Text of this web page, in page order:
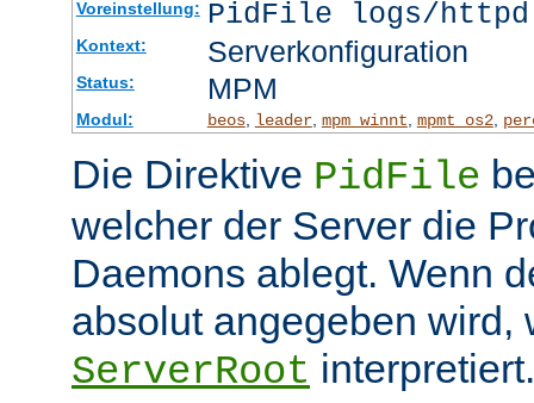
Voreinstellung: PidFile logs/
Kontext: Serverkonfiguration
Status: MPM
Modul: beos, leader, mpm_winnt mpmt_os2,
Die Direktive PidFile
welcher der Server die
Daemons ablegt. Wenn
absolut angegeben wird,
ServerRoot interpretiert.